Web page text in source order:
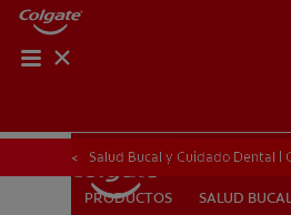
PRODUCTOS
PRODUCTOS SALUD
Salud Bucal y Cuidado Dental |